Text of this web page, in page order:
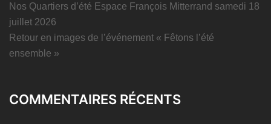
Nos Quartiers d’été Espace François Mitterrand samedi 18
juillet 2026
Retour en images de l’événement « Fêtons l’été
ensemble »
COMMENTAIRES RÉCENTS